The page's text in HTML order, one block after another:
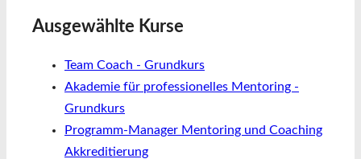
Ausgewählte Kurse
Team Coach - Grundkurs
Akademie für professionelles Mentoring -
Grundkurs
Programm-Manager Mentoring und Coaching
Akkreditierung